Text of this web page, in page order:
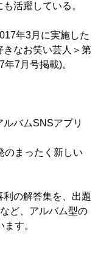
活躍している。
年3月に実施した
きなお笑い芸人＞第
7月号掲載)。
バムSNSアプリ
のまったく新しい
の解答集を、出題
ど、アルバム型の
す。